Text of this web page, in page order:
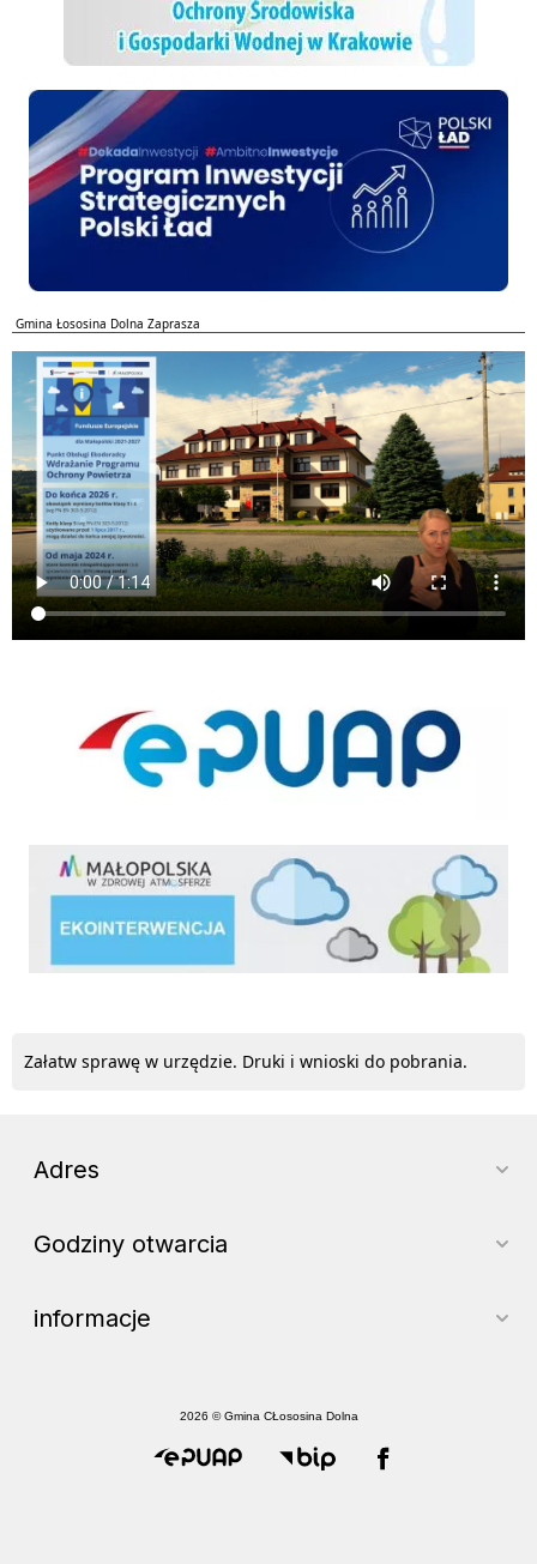
Polski ład
Gmina Łososina Dolna Zaprasza
ekointerwencja
Załatw sprawę w urzędzie. Druki i wnioski do pobrania.
Adres
Godziny otwarcia
informacje
2026 © Gmina CŁososina Dolna